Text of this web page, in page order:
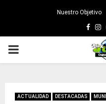
Nuestro Objetivo
PRIMARY
ACTUALIDAD DESTACADAS